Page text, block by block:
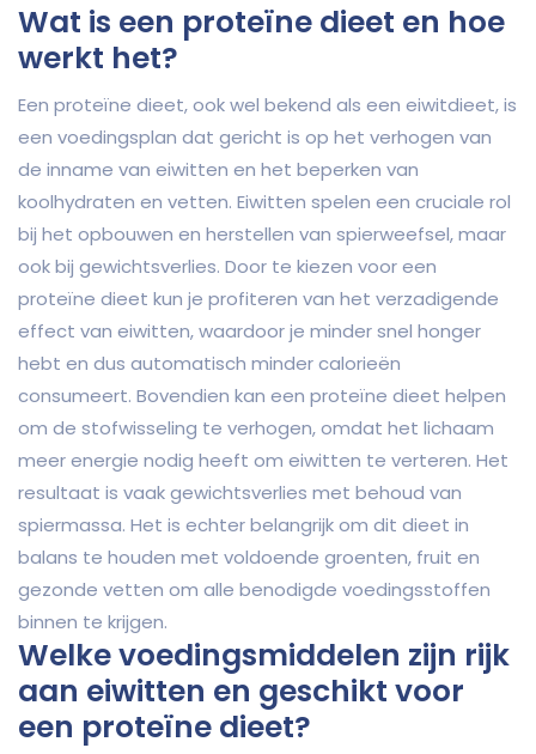
Wat is een proteïne dieet en hoe
werkt het?
Een proteïne dieet, ook wel bekend als een eiwitdieet, is
een voedingsplan dat gericht is op het verhogen van
de inname van eiwitten en het beperken van
koolhydraten en vetten. Eiwitten spelen een cruciale rol
bij het opbouwen en herstellen van spierweefsel, maar
ook bij gewichtsverlies. Door te kiezen voor een
proteïne dieet kun je profiteren van het verzadigende
effect van eiwitten, waardoor je minder snel honger
hebt en dus automatisch minder calorieën
consumeert. Bovendien kan een proteïne dieet helpen
om de stofwisseling te verhogen, omdat het lichaam
meer energie nodig heeft om eiwitten te verteren. Het
resultaat is vaak gewichtsverlies met behoud van
spiermassa. Het is echter belangrijk om dit dieet in
balans te houden met voldoende groenten, fruit en
gezonde vetten om alle benodigde voedingsstoffen
binnen te krijgen.
Welke voedingsmiddelen zijn rijk
aan eiwitten en geschikt voor
een proteïne dieet?